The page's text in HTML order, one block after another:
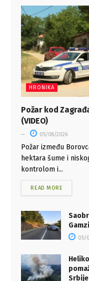
HRONIKA
Požar kod
(VIDEO)
05/08/2026
Požar između
hektara šume i
kontrolom i...
READ MORE
05/
Srbije